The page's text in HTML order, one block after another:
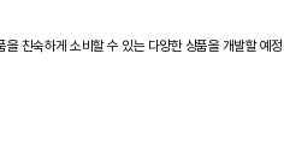
친숙하게 소비할 수 있는 다양한 상품을 개발할 예